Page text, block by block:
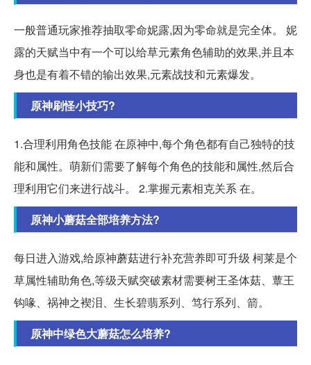
一般普通玩家推荐抽取零命妮露,因为零命就是完全体。 妮
露的天赋当中有一个可以给草元素角色辅助的效果,并且本
身也是有着不错的输出效果,元素战技和元素爆发。
原神刷怪小技巧?
1.合理利用角色技能 在原神中,每个角色都有自己独特的技
能和属性。萌新们需要了解每个角色的技能和属性,然后合
理利用它们来进行战斗。 2.掌握元素相克关系 在。
原神小蘑菇全部培养方法?
每日进入游戏,给原神蘑菇进行补充营养即可升级 柯莱是个
草属性辅助角色,等级天赋突破素材需要树王圣体菇、蕈王
钩喙、祸神之褉泪、生长碧翡系列、笃行系列、箭。
原神中绿色大蘑菇怎么培养?